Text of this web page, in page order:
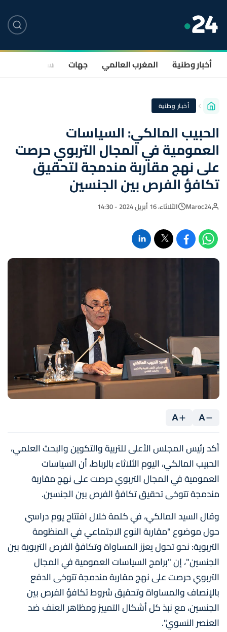
أخبار وطنية المغرب العالمي جهات سياسة
أخبار وطنية
الحبيب المالكي: السياسات
العمومية في المجال التربوي حرصت
على نهج مقاربة مندمجة لتحقيق
تكافؤ الفرص بين الجنسين
Maroc24 الثلاثاء، 16 أبريل 2024 - 14:30
A
A
أكد رئيس المجلس الأعلى للتربية والتكوين والبحث العلمي،
الحبيب المالكي، اليوم الثلاثاء بالرباط، أن السياسات
العمومية في المجال التربوي حرصت على نهج مقاربة
مندمجة تتوخى تحقيق تكافؤ الفرص بين الجنسين.
وقال السيد المالكي، في كلمة خلال افتتاح يوم دراسي
حول موضوع "مقاربة النوع الاجتماعي في المنظومة
التربوية: نحو تحول يعزز المساواة وتكافؤ الفرص التربوية بين
الجنسين"، إن "برامج السياسات العمومية في المجال
التربوي حرصت على نهج مقاربة مندمجة تتوخى الدفع
بالإنصاف والمساواة وتحقيق شروط تكافؤ الفرص بين
الجنسين، مع نبذ كل أشكال التمييز ومظاهر العنف ضد
العنصر النسوي".